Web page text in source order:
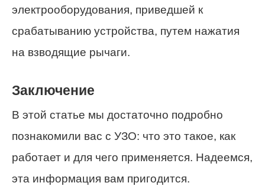
электрооборудования, приведшей к
срабатыванию устройства, путем нажатия
на взводящие рычаги.
Заключение
В этой статье мы достаточно подробно
познакомили вас с УЗО: что это такое, как
работает и для чего применяется. Надеемся,
эта информация вам пригодится.